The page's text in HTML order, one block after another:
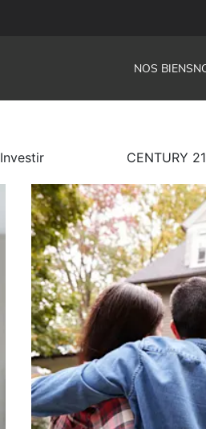
NOS BIENS
Investir CENTURY